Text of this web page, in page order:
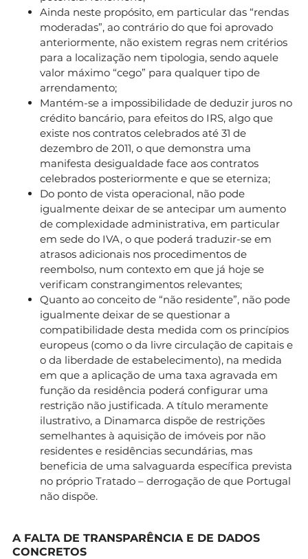
Ainda neste propósito, em particular das “rendas
moderadas”, ao contrário do que foi aprovado
anteriormente, não existem regras nem critérios
para a localização nem tipologia, sendo aquele
valor máximo “cego” para qualquer tipo de
arrendamento;
Mantém-se a impossibilidade de deduzir juros no
crédito bancário, para efeitos do IRS, algo que
existe nos contratos celebrados até 31 de
dezembro de 2011, o que demonstra uma
manifesta desigualdade face aos contratos
celebrados posteriormente e que se eterniza;
Do ponto de vista operacional, não pode
igualmente deixar de se antecipar um aumento
de complexidade administrativa, em particular
em sede do IVA, o que poderá traduzir-se em
atrasos adicionais nos procedimentos de
reembolso, num contexto em que já hoje se
verificam constrangimentos relevantes;
Quanto ao conceito de “não residente”, não pode
igualmente deixar de se questionar a
compatibilidade desta medida com os princípios
europeus (como o da livre circulação de capitais e
o da liberdade de estabelecimento), na medida
em que a aplicação de uma taxa agravada em
função da residência poderá configurar uma
restrição não justificada. A título meramente
ilustrativo, a Dinamarca dispõe de restrições
semelhantes à aquisição de imóveis por não
residentes e residências secundárias, mas
beneficia de uma salvaguarda específica prevista
no próprio Tratado – derrogação de que Portugal
não dispõe.
A FALTA DE TRANSPARÊNCIA E DE DADOS
CONCRETOS